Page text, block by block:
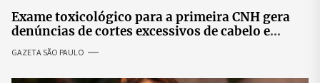
Exame toxicológico para a primeira CNH gera
denúncias de cortes excessivos de cabelo e
revolta entre candidatas
GAZETA SÃO PAULO